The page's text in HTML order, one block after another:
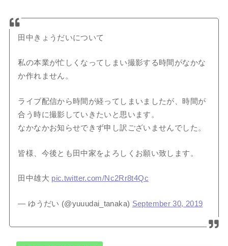
田中きょうだいについて
私の本業が忙しくなってしまい撮影する時間がなかな
か作れません。
ライブ配信から時間が経ってしまいましたが、時間が
合う時に撮影していきたいと思います。
なかなかお知らせできず申し訳ございませんでした。
皆様、今後とも田中家をよろしくお願い致します。
田中雄大 pic.twitter.com/Nc2Rr8t4Qc
— ゆうだい (@yuuudai_tanaka) September 30, 2019